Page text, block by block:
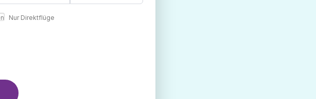
Nur Direktflüge